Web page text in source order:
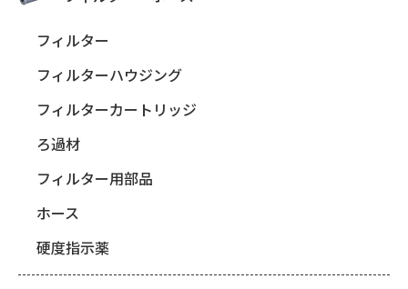
フィルター
フィルターハウジング
フィルターカートリッジ
ろ過材
フィルター用部品
ホース
硬度指示薬